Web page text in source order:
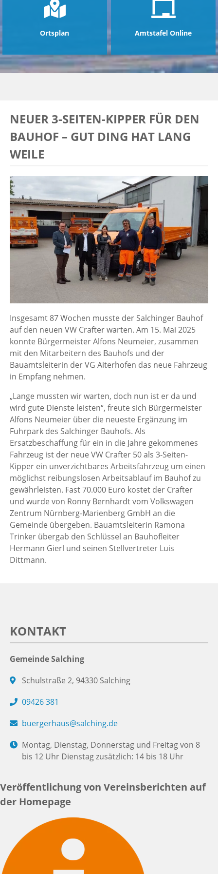
Ortsplan Amtstafel Online
NEUER 3-SEITEN-KIPPER FÜR DEN
BAUHOF – GUT DING HAT LANG
WEILE
Insgesamt 87 Wochen musste der Salchinger Bauhof
auf den neuen VW Crafter warten. Am 15. Mai 2025
konnte Bürgermeister Alfons Neumeier, zusammen
mit den Mitarbeitern des Bauhofs und der
Bauamtsleiterin der VG Aiterhofen das neue Fahrzeug
in Empfang nehmen.
„Lange mussten wir warten, doch nun ist er da und
wird gute Dienste leisten“, freute sich Bürgermeister
Alfons Neumeier über die neueste Ergänzung im
Fuhrpark des Salchinger Bauhofs. Als
Ersatzbeschaffung für ein in die Jahre gekommenes
Fahrzeug ist der neue VW Crafter 50 als 3-Seiten-
Kipper ein unverzichtbares Arbeitsfahrzeug um einen
möglichst reibungslosen Arbeitsablauf im Bauhof zu
gewährleisten. Fast 70.000 Euro kostet der Crafter
und wurde von Ronny Bernhardt vom Volkswagen
Zentrum Nürnberg-Marienberg GmbH an die
Gemeinde übergeben. Bauamtsleiterin Ramona
Trinker übergab den Schlüssel an Bauhofleiter
Hermann Gierl und seinen Stellvertreter Luis
Dittmann.
KONTAKT
Gemeinde Salching
Schulstraße 2, 94330 Salching
09426 381
buergerhaus@salching.de
Montag, Dienstag, Donnerstag und Freitag von 8
bis 12 Uhr Dienstag zusätzlich: 14 bis 18 Uhr
Veröffentlichung von Vereinsberichten auf
der Homepage